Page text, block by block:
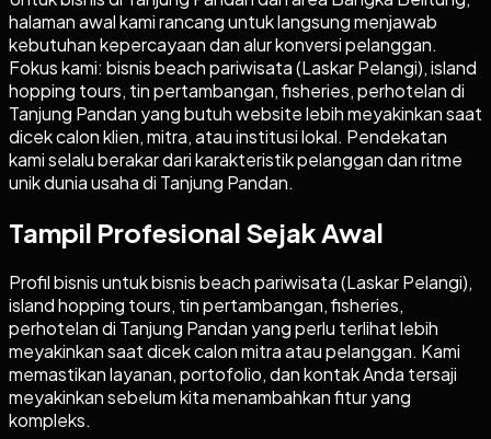
halaman awal kami rancang untuk langsung menjawab
kebutuhan kepercayaan dan alur konversi pelanggan.
Fokus kami: bisnis beach pariwisata (Laskar Pelangi), island
hopping tours, tin pertambangan, fisheries, perhotelan di
Tanjung Pandan yang butuh website lebih meyakinkan saat
dicek calon klien, mitra, atau institusi lokal. Pendekatan
kami selalu berakar dari karakteristik pelanggan dan ritme
unik dunia usaha di Tanjung Pandan.
Tampil Profesional Sejak Awal
Profil bisnis untuk bisnis beach pariwisata (Laskar Pelangi),
island hopping tours, tin pertambangan, fisheries,
perhotelan di Tanjung Pandan yang perlu terlihat lebih
meyakinkan saat dicek calon mitra atau pelanggan. Kami
memastikan layanan, portofolio, dan kontak Anda tersaji
meyakinkan sebelum kita menambahkan fitur yang
kompleks.